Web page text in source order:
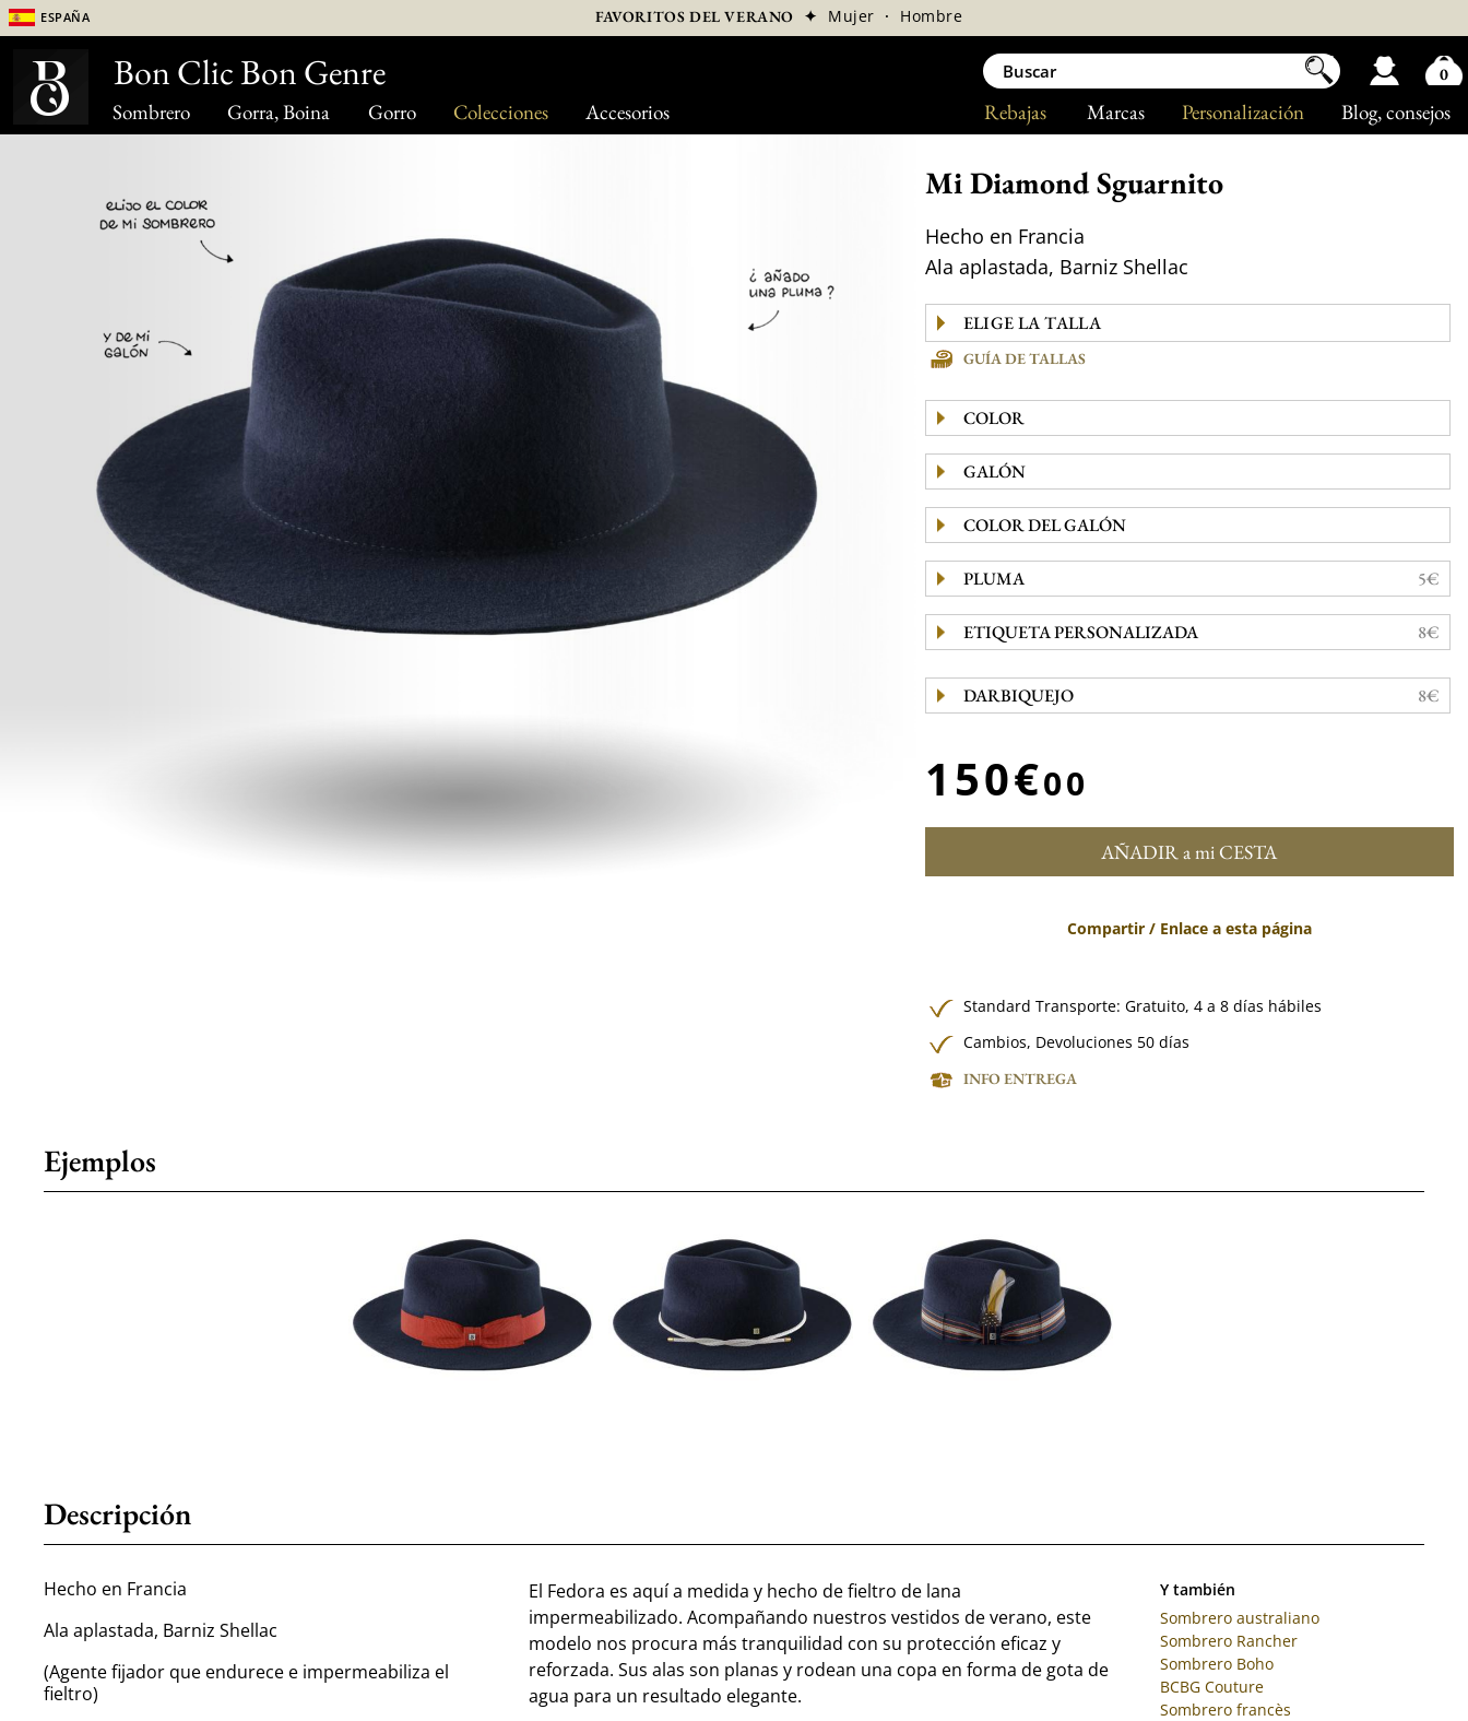
Sombrero Gorra, Boina Gorro Colecciones Accesorios Blog, consejos
Personalización
Marcas
Rebajas
España FAVORITOS DEL VERANO ✦ Mujer · Hombre
Mi Diamond Sguarnito
Hecho en Francia
Ala aplastada, Barniz Shellac
GUÍA DE TALLAS
COLOR
GALÓN
COLOR DEL GALÓN
PLUMA 5€
ETIQUETA PERSONALIZADA 8€
DARBIQUEJO 8€
150€00
AÑADIR a mi CESTA
Compartir / Enlace a esta página
Standard Transporte: Gratuito, 4 a 8 días hábiles
Cambios, Devoluciones 50 días
INFO ENTREGA
Ejemplos
Descripción
Hecho en Francia
Ala aplastada, Barniz Shellac
(Agente fijador que endurece e impermeabiliza el
fieltro)
El Fedora es aquí a medida y hecho de fieltro de lana
impermeabilizado. Acompañando nuestros vestidos de verano, este
modelo nos procura más tranquilidad con su protección eficaz y
reforzada. Sus alas son planas y rodean una copa en forma de gota de
agua para un resultado elegante.
Y también
Sombrero australiano
Sombrero Rancher
Sombrero Boho
BCBG Couture
Sombrero francès
Bon Clic Bon Genre 0